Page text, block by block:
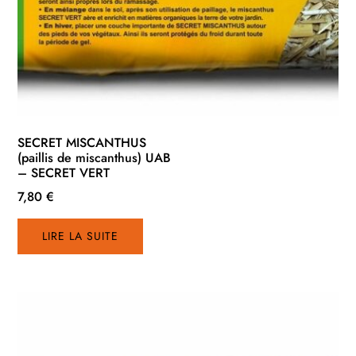
SECRET MISCANTHUS
(paillis de miscanthus) UAB
– SECRET VERT
7,80€
LIRE LA SUITE